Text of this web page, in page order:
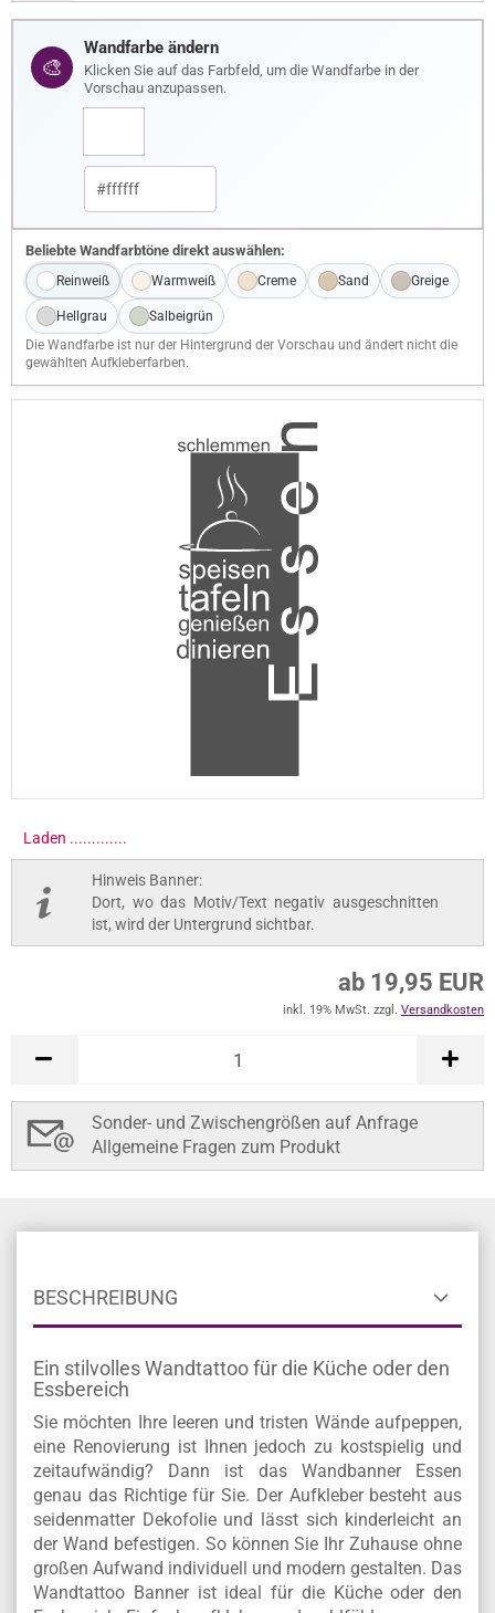
🎨
Wandfarbe ändern
Klicken Sie auf das Farbfeld, um die Wandfarbe in der
Vorschau anzupassen.
Beliebte Wandfarbtöne direkt auswählen:
Reinweiß Warmweiß Creme Sand Greige
Hellgrau
Salbeigrün
Die Wandfarbe ist nur der Hintergrund der Vorschau und ändert nicht die
gewählten Aufkleberfarben.
Laden ..............
Hinweis Banner:
Dort, wo das Motiv/Text negativ ausgeschnitten
ist, wird der Untergrund sichtbar.
ab 19,95 EUR
inkl. 19% MwSt. zzgl. Versandkosten
Sonder- und Zwischengrößen auf Anfrage
Allgemeine Fragen zum Produkt
BESCHREIBUNG
Ein stilvolles Wandtattoo für die Küche oder den
Essbereich
Sie möchten Ihre leeren und tristen Wände aufpeppen,
eine Renovierung ist Ihnen jedoch zu kostspielig und
zeitaufwändig? Dann ist das Wandbanner Essen
genau das Richtige für Sie. Der Aufkleber besteht aus
seidenmatter Dekofolie und lässt sich kinderleicht an
der Wand befestigen. So können Sie Ihr Zuhause ohne
großen Aufwand individuell und modern gestalten. Das
Wandtattoo Banner ist ideal für die Küche oder den